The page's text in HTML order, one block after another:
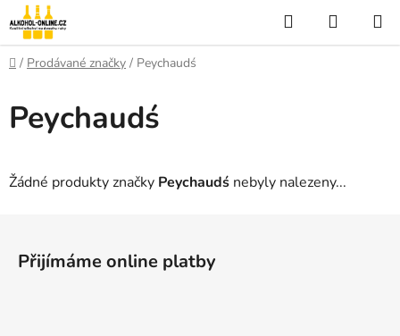
Přejít
na
obsah
Hledat
KOŠÍK
Domů
/ Prodávané značky / Peychaudś
Peychaudś
Žádné produkty značky Peychaudś nebyly nalezeny...
Přijímáme online platby